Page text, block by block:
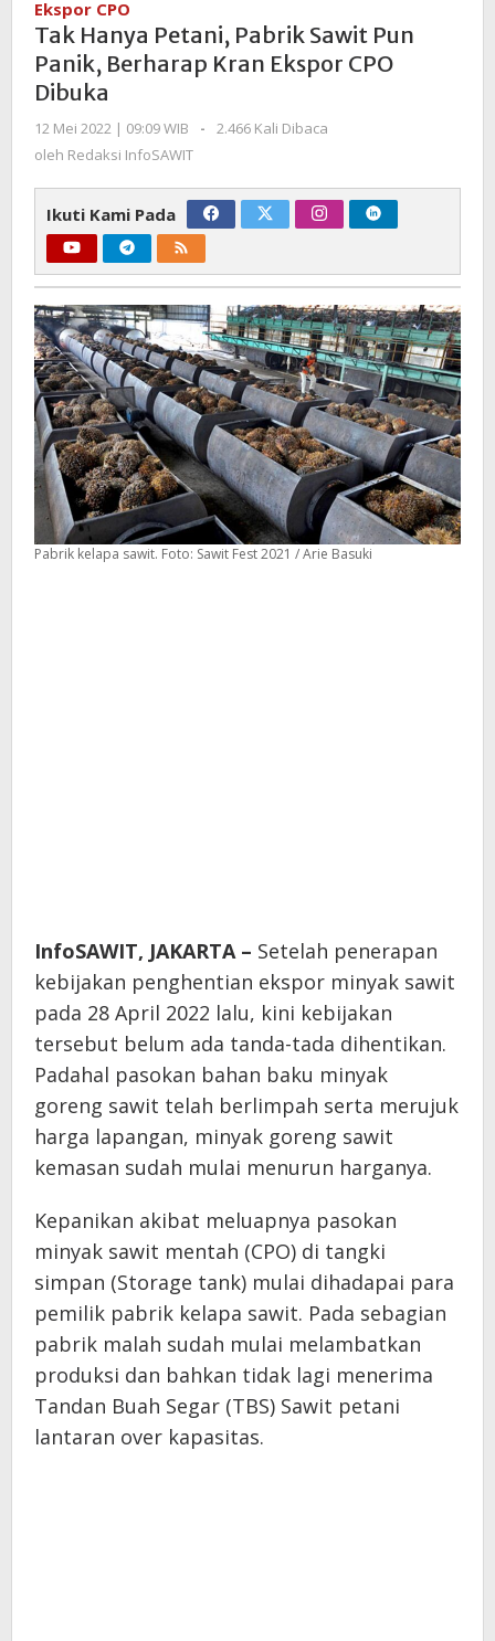
Pabrik
Sawit
Pun
Berharap
Ekspor
CPO
Dibuka
Ekspor CPO
Tak Hanya Petani, Pabrik Sawit Pun
Panik, Berharap Kran Ekspor CPO
Dibuka
12 Mei 2022 | 09:09 WIB
oleh
-
2.466 Kali Dibaca
oleh Redaksi InfoSAWIT
Ikuti Kami Pada
Pabrik kelapa sawit. Foto: Sawit Fest 2021 / Arie Basuki
InfoSAWIT, JAKARTA – Setelah penerapan
kebijakan penghentian ekspor minyak sawit
pada 28 April 2022 lalu, kini kebijakan
tersebut belum ada tanda-tada dihentikan.
Padahal pasokan bahan baku minyak
goreng sawit telah berlimpah serta merujuk
harga lapangan, minyak goreng sawit
kemasan sudah mulai menurun harganya.
Kepanikan akibat meluapnya pasokan
minyak sawit mentah (CPO) di tangki
simpan (Storage tank) mulai dihadapai para
pemilik pabrik kelapa sawit. Pada sebagian
pabrik malah sudah mulai melambatkan
produksi dan bahkan tidak lagi menerima
Tandan Buah Segar (TBS) Sawit petani
lantaran over kapasitas.